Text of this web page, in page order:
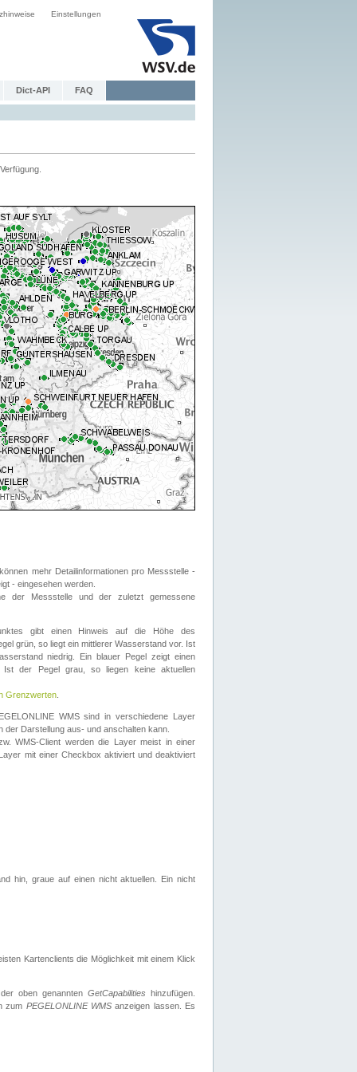
Einstellungen
Dict-API FAQ
mehr Detailinformationen pro Messstelle -
- eingesehen werden.
der Messstelle und der zuletzt gemessene
gibt einen Hinweis auf die Höhe des
grün, so liegt ein mittlerer Wasserstand vor. Ist
niedrig. Ein blauer Pegel zeigt einen
Ist der Pegel grau, so liegen keine aktuellen
Grenzwerten
WMS sind in verschiedene Layer
der Darstellung aus- und anschalten kann.
WMS-Client werden die Layer meist in einer
mit einer Checkbox aktiviert und deaktiviert
hin, graue auf einen nicht aktuellen. Ein nicht
Kartenclients die Möglichkeit mit einem Klick
oben genannten GetCapabilities hinzufügen.
zum PEGELONLINE WMSanzeigen lassen. Es